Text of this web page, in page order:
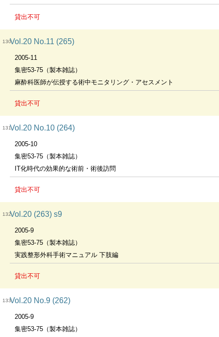
貸出不可
130Vol.20 No.11 (265)
2005-11
集密53-75（製本雑誌）
麻酔科医師が伝授する術中モニタリング・アセスメント
貸出不可
131Vol.20 No.10 (264)
2005-10
集密53-75（製本雑誌）
IT化時代の効果的な術前・術後訪問
貸出不可
132Vol.20 (263) s9
2005-9
集密53-75（製本雑誌）
実践整形外科手術マニュアル 下肢編
貸出不可
133Vol.20 No.9 (262)
2005-9
集密53-75（製本雑誌）